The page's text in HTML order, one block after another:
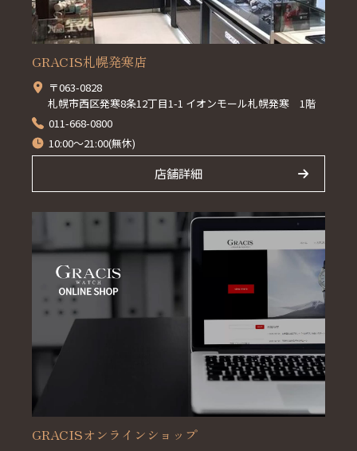
GRACIS札幌発寒店
〒063-0828
札幌市西区発寒8条12丁目1-1 イオンモール札幌発寒 1階
011-668-0800
10:00～21:00(無休)
店舗詳細
GRACISオンラインショップ